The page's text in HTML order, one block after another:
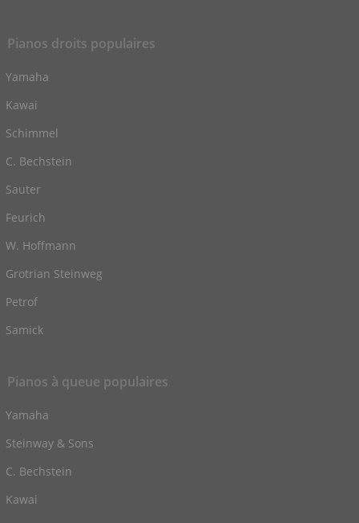
Pianos droits populaires
Yamaha
Kawai
Schimmel
C. Bechstein
Sauter
Feurich
W. Hoffmann
Grotrian Steinweg
Petrof
Samick
Pianos à queue populaires
Yamaha
Steinway & Sons
C. Bechstein
Kawai